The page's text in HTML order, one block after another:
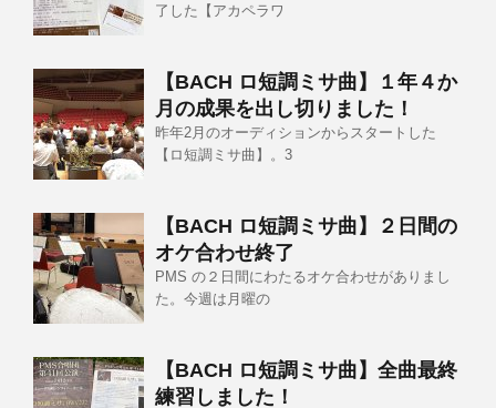
了した【アカペラワ
【BACH ロ短調ミサ曲】１年４か
月の成果を出し切りました！
昨年2月のオーディションからスタートした
【ロ短調ミサ曲】。3
【BACH ロ短調ミサ曲】２日間の
オケ合わせ終了
PMS の２日間にわたるオケ合わせがありまし
た。今週は月曜の
【BACH ロ短調ミサ曲】全曲最終
練習しました！